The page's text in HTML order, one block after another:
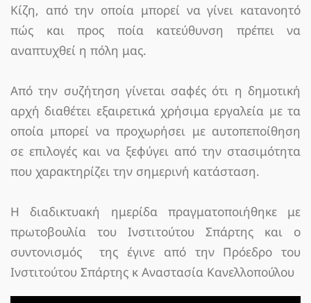
Κίζη, από την οποία μπορεί να γίνει κατανοητό
πώς και προς ποία κατεύθυνση πρέπει να
αναπτυχθεί η πόλη μας.
Από την συζήτηση γίνεται σαφές ότι η δημοτική
αρχή διαθέτει εξαιρετικά χρήσιμα εργαλεία με τα
οποία μπορεί να προχωρήσει με αυτοπεποίθηση
σε επιλογές και να ξεφύγει από την στασιμότητα
που χαρακτηρίζει την σημερινή κατάσταση.
Η διαδικτυακή ημερίδα πραγματοποιήθηκε με
πρωτοβουλία του Ινστιτούτου Σπάρτης και ο
συντονισμός της έγινε από την Πρόεδρο του
Ινστιτούτου Σπάρτης κ Αναστασία Κανελλοπούλου